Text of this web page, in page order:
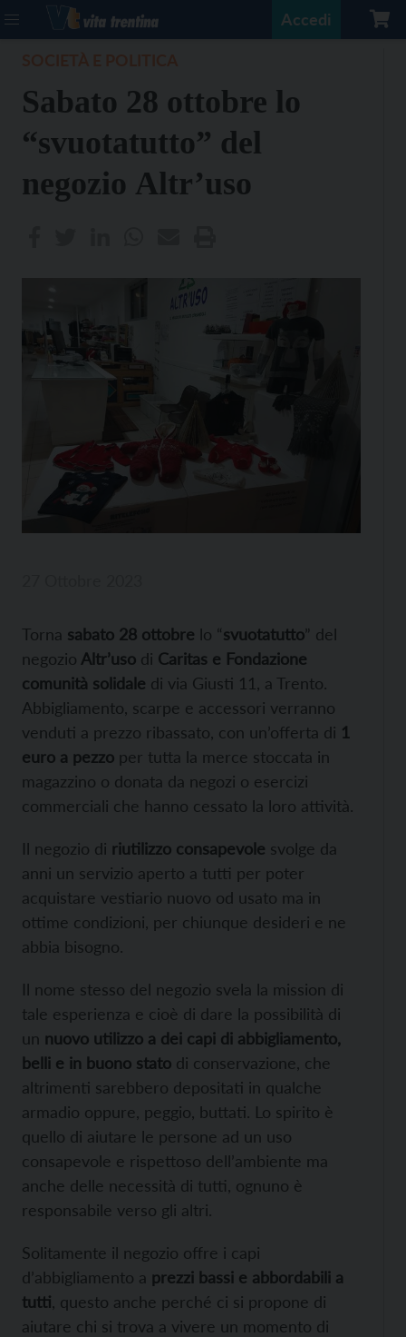
Accedi
Sabato 28 ottobre lo
“svuotatutto” del
negozio Altr’uso
Torna sabato 28 ottobre lo “svuotatutto” del
negozio Altr’uso di Caritas e Fondazione
comunità solidale di via Giusti 11, a Trento.
Abbigliamento, scarpe e accessori verranno
venduti a prezzo ribassato, con un’offerta di 1
euro a pezzo per tutta la merce stoccata in
magazzino o donata da negozi o esercizi
commerciali che hanno cessato la loro attività.
Il negozio di riutilizzo consapevole svolge da
anni un servizio aperto a tutti per poter
acquistare vestiario nuovo od usato ma in
ottime condizioni, per chiunque desideri e ne
abbia bisogno.
Il nome stesso del negozio svela la mission di
tale esperienza e cioè di dare la possibilità di
un nuovo utilizzo a dei capi di abbigliamento,
belli e in buono stato di conservazione, che
altrimenti sarebbero depositati in qualche
armadio oppure, peggio, buttati. Lo spirito è
quello di aiutare le persone ad un uso
consapevole e rispettoso dell’ambiente ma
anche delle necessità di tutti, ognuno è
responsabile verso gli altri.
Solitamente il negozio offre i capi
d’abbigliamento a prezzi bassi e abbordabili a
tutti , questo anche perché ci si propone di
aiutare chi si trova a vivere un momento di